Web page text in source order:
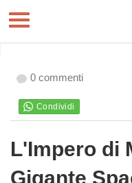
0 commenti
L'Impero di
Gigante